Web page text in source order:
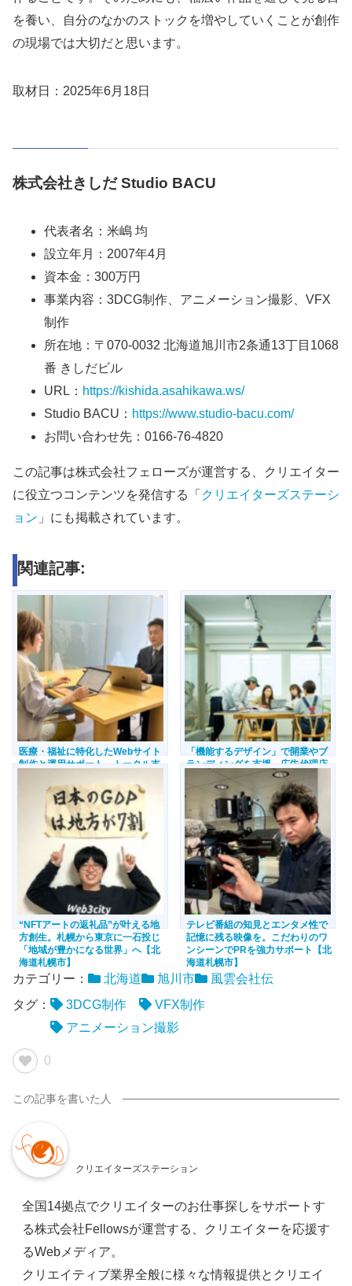
を養い、自分のなかのストックを増やしていくことが創作
の現場では大切だと思います。
取材日：2025年6月18日
株式会社きしだ Studio BACU
代表者名：米嶋 均
設立年月：2007年4月
資本金：300万円
事業内容：3DCG制作、アニメーション撮影、VFX
制作
所在地：〒070-0032 北海道旭川市2条通13丁目1068
番 きしだビル
URL： https://kishida.asahikawa.ws/
Studio BACU： https://www.studio-bacu.com/
お問い合わせ先：0166-76-4820
この記事は株式会社フェローズが運営する、クリエイター
に役立つコンテンツを発信する「 クリエイターズステーシ
ョン 」にも掲載されています。
関連記事:
医療・福祉に特化したWebサイト
制作と運用サポート。トータル支
バックアップ【北海道札幌市】
「機能するデザイン」で開業やブ
ランディングを支援。広告代理店
などでの経験を生かした提案力
【北海道札幌市】
“NFTアートの返礼品”が叶える地
方創生。札幌から東京に一石投じ
「地域が豊かになる世界」へ【北
海道札幌市】
テレビ番組の知見とエンタメ性で
記憶に残る映像を。こだわりのワ
ンシーンでPRを強力サポート【北
海道札幌市】
カテゴリー： 北海道 旭川市
風雲会社伝
タグ：
3DCG制作
VFX制作
アニメーション撮影
0
クリエイターズステーション
全国14拠点でクリエイターのお仕事探しをサポートす
る株式会社Fellowsが運営する、クリエイターを応援す
るWebメディア。
クリエイティブ業界全般に様々な情報提供とクリエイ